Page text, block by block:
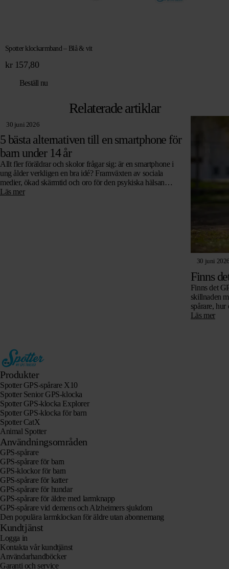
Spotter klockarmband – Blå & vit
kr157,80
Beställ nu
Relaterade artiklar
30 juni 2026
5 bästa alternativen till en smartphone för
barn under 14 år
Allt fler föräldrar och skolor frågar sig: är en smartphone i
ung ålder verkligen en bra idé? Framväxten av sociala
medier, ökad skärmtid och oro för den psykiska hälsan
leder…
Läs mer
30 juni
Finns
Finns det
skillnaden
spårare,
går utan
Läs mer
Produkter
Spotter GPS-spårare X10
Spotter Senior GPS-klocka
Spotter GPS-klocka Explorer
Spotter GPS-klocka för barn
Spotter CatX
Animal Spotter
Användningsområden
GPS-spårare
GPS-spårare för barn
GPS-klockor för barn
GPS-spårare för katter
GPS-spårare för hundar
GPS-spårare för äldre med larmknapp
GPS-spårare vid demens och Alzheimers sjukdom
Den populära larmklockan för äldre utan abonnemang
Kundtjänst
Logga in
Kontakta vår kundtjänst
Användarhandböcker
Garanti och service